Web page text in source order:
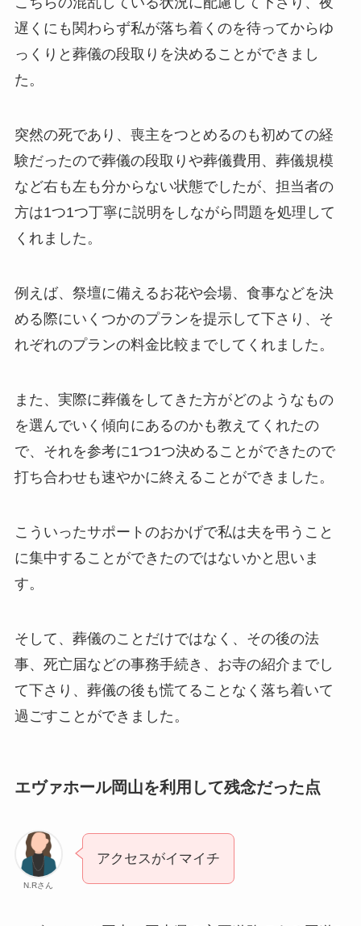
遅くにも関わらず私が落ち着くのを待ってからゆ
っくりと葬儀の段取りを決めることができまし
た。
突然の死であり、喪主をつとめるのも初めての経
験だったので葬儀の段取りや葬儀費用、葬儀規模
など右も左も分からない状態でしたが、担当者の
方は1つ1つ丁寧に説明をしながら問題を処理して
くれました。
例えば、祭壇に備えるお花や会場、食事などを決
める際にいくつかのプランを提示して下さり、そ
れぞれのプランの料金比較までしてくれました。
また、実際に葬儀をしてきた方がどのようなもの
を選んでいく傾向にあるのかも教えてくれたの
で、それを参考に1つ1つ決めることができたので
打ち合わせも速やかに終えることができました。
こういったサポートのおかげで私は夫を弔うこと
に集中することができたのではないかと思いま
す。
そして、葬儀のことだけではなく、その後の法
事、死亡届などの事務手続き、お寺の紹介までし
て下さり、葬儀の後も慌てることなく落ち着いて
過ごすことができました。
エヴァホール岡山を利用して残念だった点
N.Rさん
アクセスがイマイチ